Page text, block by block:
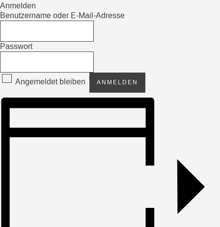
Anmelden
Benutzername oder E-Mail-Adresse
Passwort
Angemeldet bleiben